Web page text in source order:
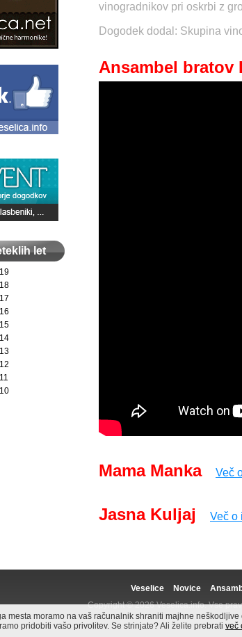
let
vinogradnikov pri oskrbi z
Dogodek dodal: Skupina
Ansambel bratov
Mama Manka Več
Jasna Kuljaj Več o
Veselice Novice
Copyright © 2026 Veselica.info. Vse
mesta moramo na vaš računalnik shraniti majhne neškodljive
pridobiti vašo privolitev. Se strinjate? Ali želite prebrati več